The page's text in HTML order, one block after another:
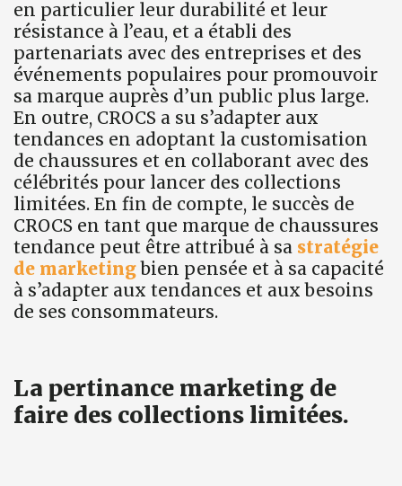
en particulier leur durabilité et leur
résistance à l’eau, et a établi des
partenariats avec des entreprises et des
événements populaires pour promouvoir
sa marque auprès d’un public plus large.
En outre, CROCS a su s’adapter aux
tendances en adoptant la customisation
de chaussures et en collaborant avec des
célébrités pour lancer des collections
limitées. En fin de compte, le succès de
CROCS en tant que marque de chaussures
tendance peut être attribué à sa stratégie
de marketingbien pensée et à sa capacité
à s’adapter aux tendances et aux besoins
de ses consommateurs.
La pertinance marketing de
faire des collections limitées.